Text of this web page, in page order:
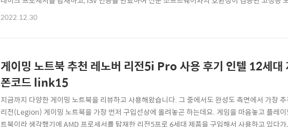
기술을 지원하여 각종 보안 기능과 시스템을 갖추고 있기에 IT 전문가라면 정말 탐낼만한 노트북PC
2022.12.30
게이밍 노트북 추천 레노버 리전5i Pro 사용 후기 인텔 12세
폰코드 link15
지금까지 다양한 게이밍 노트북을 리뷰하고 사용해왔습니다. 그 중에서도 완성도 측면에서 가장
리전(Legion) 게이밍 노트북을 가장 먼저 구입선상에 올려놓곤 하는데요. 게임을 마음놓고 플레
트북이라 생각했기에 AMD 프로세서를 탑재한 리전5프로 6세대 제품을 구입해서 사용하고 있다